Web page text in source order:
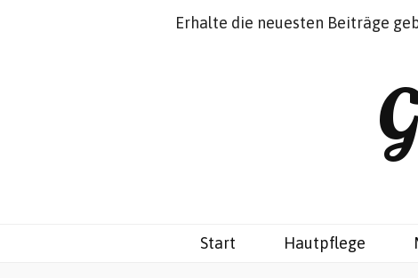
Datenschutz
Start Hautpflege
Erhalte die neuesten Beiträge